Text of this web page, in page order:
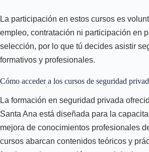
La participación en estos cursos es
empleo, contratación ni participación en
selección, por lo que tú decides asistir
formativos y profesionales.
Cómo acceder a los cursos de seguridad
La formación en seguridad privada
Santa Ana está diseñada para la
mejora de conocimientos profesionales
cursos abarcan contenidos teóricos y